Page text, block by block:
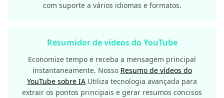
com suporte a vários idiomas e formatos.
Resumidor de vídeos do YouTube
Economize tempo e receba a mensagem principal
instantaneamente. Nosso Resumo de vídeos do
YouTube sobre IA Utiliza tecnologia avançada para
extrair os pontos principais e gerar resumos concisos